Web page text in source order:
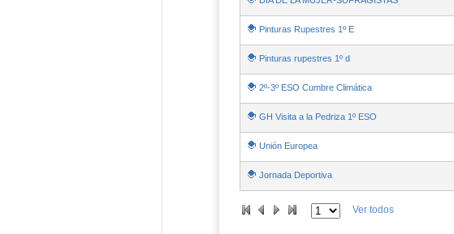
Pinturas Rupestres 1º E
Pinturas rupestres 1º d
2º-3º ESO Cumbre Climática- Contenido educativo
GH Visita a la Pedriza 1º ESO
Unión Europea- Contenido educativo
Jornada Deportiva- Contenido educativo
Ver todos